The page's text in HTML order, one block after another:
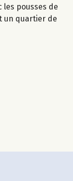
les pousses de
un quartier de